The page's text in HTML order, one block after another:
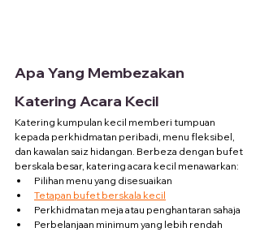
Apa Yang Membezakan
Katering Acara Kecil
Katering kumpulan kecil memberi tumpuan
kepada perkhidmatan peribadi, menu fleksibel,
dan kawalan saiz hidangan. Berbeza dengan bufet
berskala besar, katering acara kecil menawarkan:
Pilihan menu yang disesuaikan
Tetapan bufet berskala kecil
Perkhidmatan meja atau penghantaran sahaja
Perbelanjaan minimum yang lebih rendah